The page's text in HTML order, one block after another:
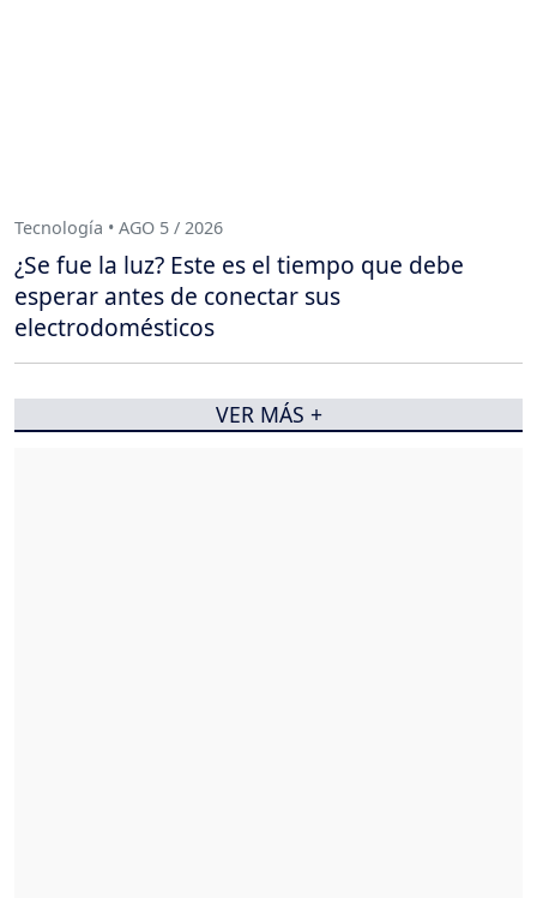
Tecnología • AGO 5 / 2026
¿Se fue la luz? Este es el tiempo que debe
esperar antes de conectar sus
electrodomésticos
VER MÁS +